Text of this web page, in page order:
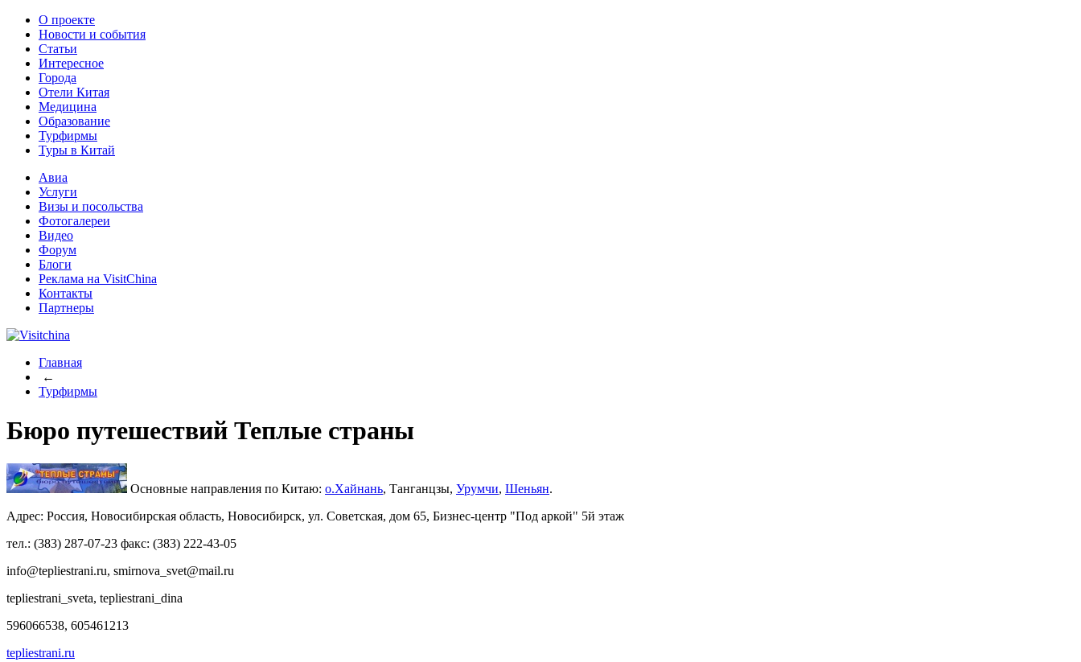
О проекте
Новости и события
Статьи
Интересное
Города
Отели Китая
Медицина
Образование
Турфирмы
Туры в Китай
Авиа
Услуги
Визы и посольства
Фотогалереи
Видео
Форум
Блоги
Реклама на VisitChina
Контакты
Партнеры
Главная
←
Турфирмы
Бюро путешествий Теплые страны
Основные направления по Китаю: о.Хайнань, Танганцзы, Урумчи, Шеньян.
Адрес: Россия, Новосибирская область, Новосибирск, ул. Советская, дом 65, Бизнес-центр "Под аркой" 5й этаж
тел.: (383) 287-07-23 факс: (383) 222-43-05
info@tepliestrani.ru, smirnova_svet@mail.ru
tepliestrani_sveta, tepliestrani_dina
596066538, 605461213
tepliestrani.ru